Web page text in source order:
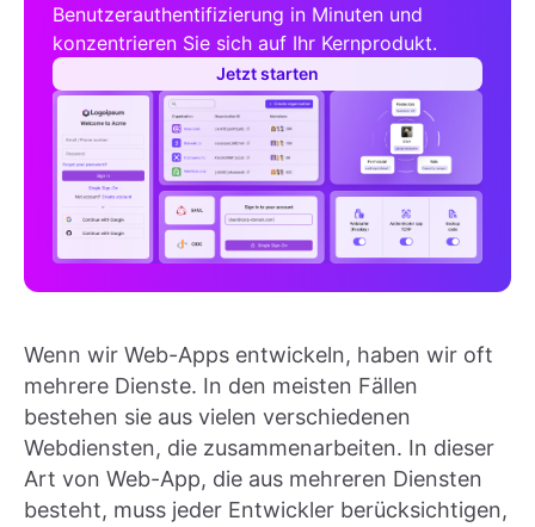
Benutzerauthentifizierung in Minuten und
konzentrieren Sie sich auf Ihr Kernprodukt.
Jetzt starten
Wenn wir Web-Apps entwickeln, haben wir oft
mehrere Dienste. In den meisten Fällen
bestehen sie aus vielen verschiedenen
Webdiensten, die zusammenarbeiten. In dieser
Art von Web-App, die aus mehreren Diensten
besteht, muss jeder Entwickler berücksichtigen,